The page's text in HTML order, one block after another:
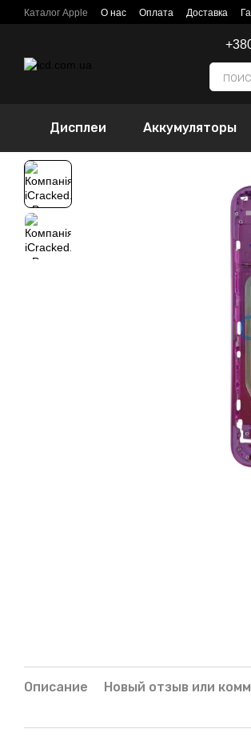
Перейти к основному контенту
Каталог Apple О нас Оплата Доставка
Дисплеи Аккумуляторы
Описание Новый отзыв или